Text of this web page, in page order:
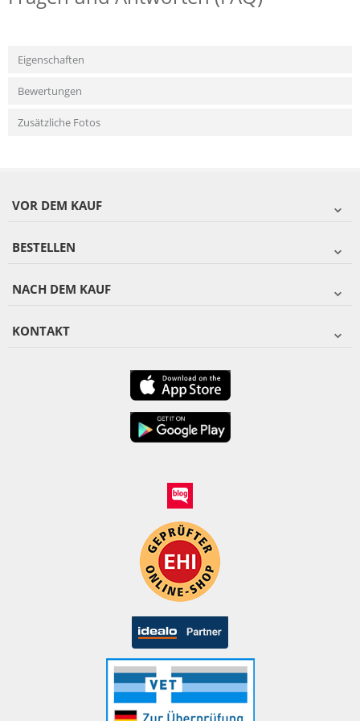
Eigenschaften
Bewertungen
Zusätzliche Fotos
VOR DEM KAUF
BESTELLEN
NACH DEM KAUF
KONTAKT